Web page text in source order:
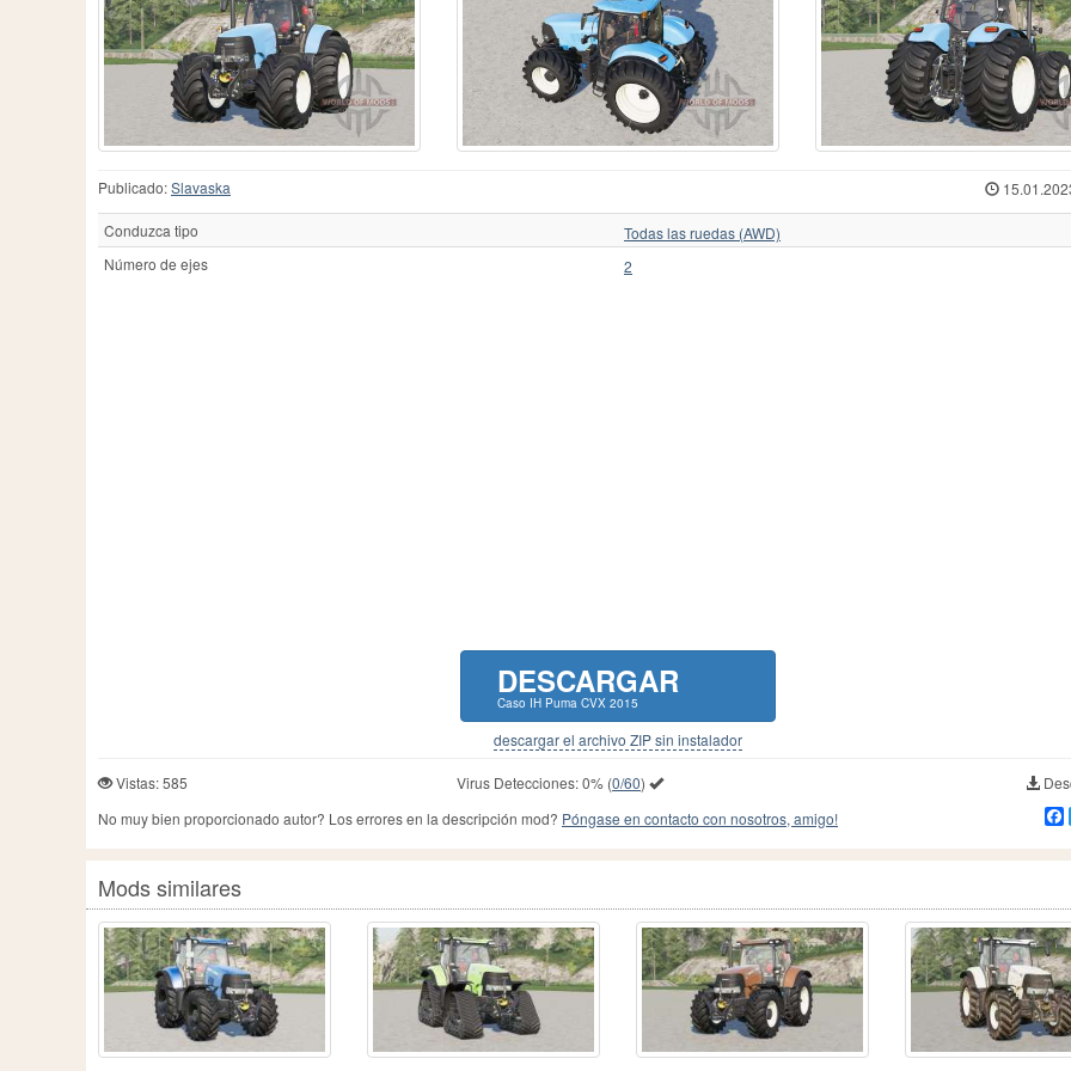
Case IH
606
Caterpillar
1
Challenger
111
Chamberlain
2
1
7
Deutz-Fahr
398
Eicher
Fiatagri
Ford
Fortschritt
Guldner
Hanomag
Hatz
Hurlimann
21
JCB
113
Mercedes-Benz
70
New Hollan
New Holland
513
Oliver
1
Pasquali
1
PistenBully
8
Porsche-Diesel
1
Reform
6
1
Ursus C-362
1
35
Valtr
1
Valtra
125
Valtra N154e
1
Versatile
32
Zetor
435
ЛТЗ
МТЗ
Слобожанец
Трактор для
Укравтозапчастина
ХЗТСШ
ХТЗ
ЮМЗ
Publicado:Slavaska
Conduzca tipo
Todas las ruedas (AWD)
Número de ejes
2
DESCARGAR
Caso IH Puma CVX 2015
descargar el archivo ZIP sin instalador
Vistas: 585 Virus Detecciones:0%(0/60)
No muy bien proporcionado autor? Los errores en la descripción mod? Póngase en contacto con nosotros, amigo!
Mods similares